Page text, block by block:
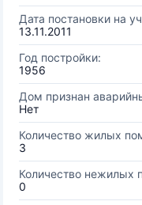
Дата постановки на
13.11.2011
Год постройки:
1956
Дом признан
Нет
Количество жилых
3
Количество нежилых
0